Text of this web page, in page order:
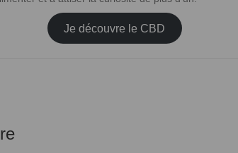
Je découvre le CBD